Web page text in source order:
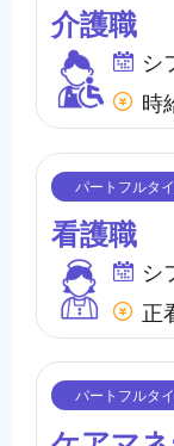
介護職
時
看護職